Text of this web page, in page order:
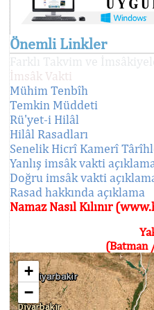
Önemli Linkler
Farklı Takvim ve
İmsâk Vakti
Mühim Tenbîh
Temkin Müddeti
Rü'yet-i Hilâl
Hilâl Rasadları
Senelik Hicrî Kamerî
Yanlış imsâk vakti
Doğru imsâk vakti
Rasad hakkında açıklama
Namaz Nasıl Kılınır
(Batman
+
−